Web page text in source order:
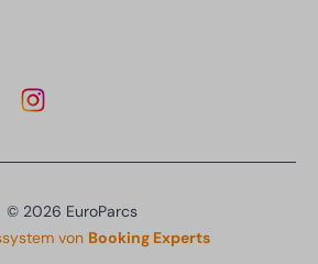
© 2026 EuroParcs
von Booking Experts